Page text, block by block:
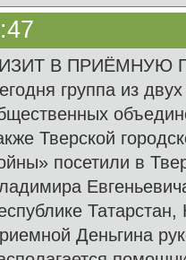
В ПРИЁМНУЮ
группа из
Тверской
посетили в
Деньгина